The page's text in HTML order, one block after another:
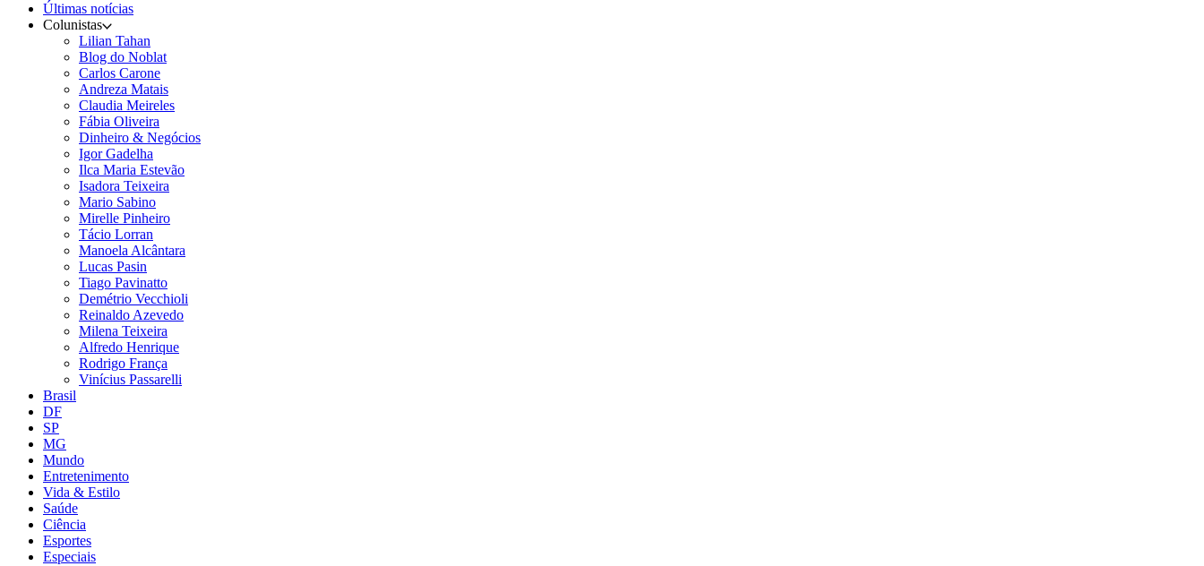
Últimas notícias
Colunistas
Lilian Tahan
Blog do Noblat
Carlos Carone
Andreza Matais
Claudia Meireles
Fábia Oliveira
Dinheiro & Negócios
Igor Gadelha
Ilca Maria Estevão
Isadora Teixeira
Mario Sabino
Mirelle Pinheiro
Tácio Lorran
Manoela Alcântara
Lucas Pasin
Tiago Pavinatto
Demétrio Vecchioli
Reinaldo Azevedo
Milena Teixeira
Alfredo Henrique
Rodrigo França
Vinícius Passarelli
Brasil
DF
SP
MG
Mundo
Entretenimento
Vida & Estilo
Saúde
Ciência
Esportes
Especiais